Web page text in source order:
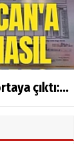
çıktı:...